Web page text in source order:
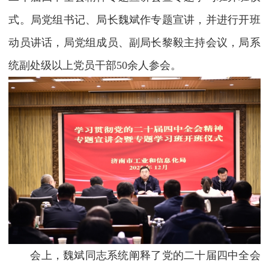
式。局党组书记、局长魏斌作专题宣讲，并进行开班
动员讲话，局党组成员、副局长黎毅主持会议，局系
统副处级以上党员干部50余人参会。
会上，魏斌同志系统阐释了党的二十届四中全会